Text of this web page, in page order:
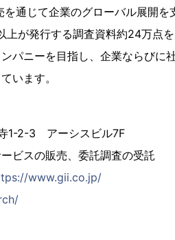
通じて企業のグローバル展開を
が発行する調査資料約24万点
パニーを目指し、企業ならびに
います。
1-2-3 アーシスビル7F
ビスの販売、委託調査の受託
www.gii.co.jp/